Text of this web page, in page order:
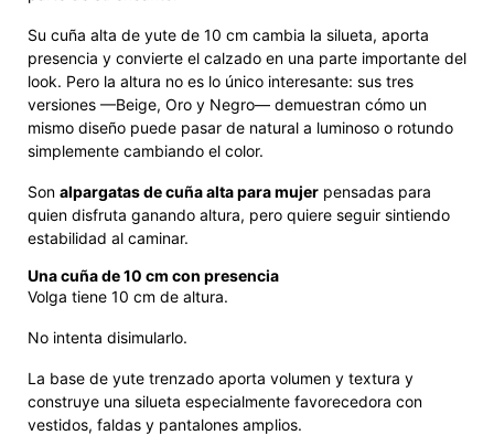
Su cuña alta de yute de 10 cm cambia la silueta, aporta
presencia y convierte el calzado en una parte importante del
look. Pero la altura no es lo único interesante: sus tres
versiones —Beige, Oro y Negro— demuestran cómo un
mismo diseño puede pasar de natural a luminoso o rotundo
simplemente cambiando el color.
Son alpargatas de cuña alta para mujer pensadas para
quien disfruta ganando altura, pero quiere seguir sintiendo
estabilidad al caminar.
Una cuña de 10 cm con presencia
Volga tiene 10 cm de altura.
No intenta disimularlo.
La base de yute trenzado aporta volumen y textura y
construye una silueta especialmente favorecedora con
vestidos, faldas y pantalones amplios.